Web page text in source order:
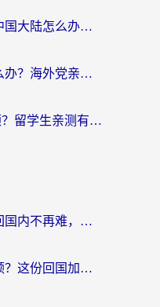
酷我由于版权保护仅限中国大陆怎么办？海外党亲测有效的解锁指南
狼人杀国外地区限制怎么办？海外党亲测有效的全场景回国加速指南
海外看CCTV视频总卡顿？留学生亲测有效的回国加速器选择指南
海外党必看：手机翻墙回国内不再难，一篇搞定无缝访问国内资源指南
海外华人电视直播总卡顿？这份回国加速器选择指南帮你无缝看国内资源